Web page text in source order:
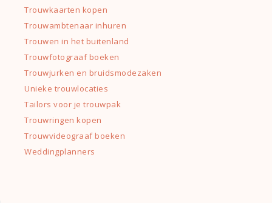
Trouwkaarten kopen
Trouwambtenaar inhuren
Trouwen in het buitenland
Trouwfotograaf boeken
Trouwjurken en bruidsmodezaken
Unieke trouwlocaties
Tailors voor je trouwpak
Trouwringen kopen
Trouwvideograaf boeken
Weddingplanners